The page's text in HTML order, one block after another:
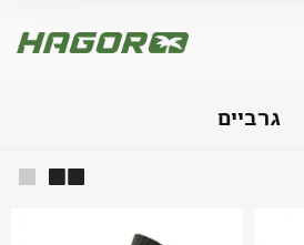
גרביים